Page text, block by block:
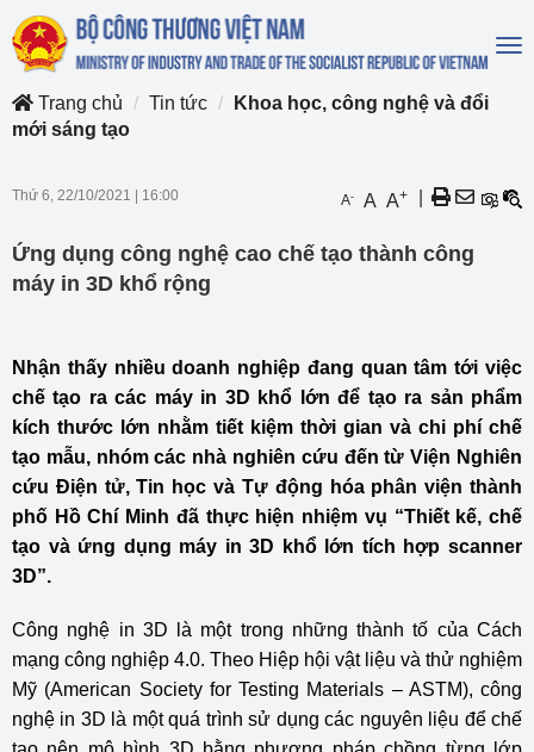
Trang chủ
Tin tức
Khoa học, công nghệ và đổi
mới sáng tạo
Thứ 6, 22/10/2021 16:00 A- A A+
Ứng dụng công nghệ cao chế tạo thành công
máy in 3D khổ rộng
Nhận thấy nhiều doanh nghiệp đang quan tâm tới việc
chế tạo ra các máy in 3D khổ lớn để tạo ra sản phẩm
kích thước lớn nhằm tiết kiệm thời gian và chi phí chế
tạo mẫu, nhóm các nhà nghiên cứu đến từ Viện Nghiên
cứu Điện tử, Tin học và Tự động hóa phân viện thành
phố Hồ Chí Minh đã thực hiện nhiệm vụ “Thiết kế, chế
tạo và ứng dụng máy in 3D khổ lớn tích hợp scanner
3D”.
Công nghệ in 3D là một trong những thành tố của Cách
mạng công nghiệp 4.0. Theo Hiệp hội vật liệu và thử nghiệm
Mỹ (American Society for Testing Materials – ASTM), công
nghệ in 3D là một quá trình sử dụng các nguyên liệu để chế